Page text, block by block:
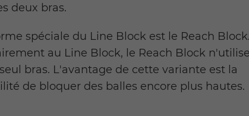
deux bras.
spéciale du Line Block est le Reach Block.
au Line Block, le Reach Block n'utilise
bras. L'avantage de cette variante est la
de bloquer des balles encore plus hautes.